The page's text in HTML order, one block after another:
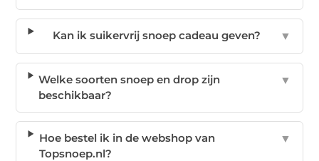
Kan ik suikervrij snoep cadeau geven? ▼
Welke soorten snoep en drop zijn
beschikbaar?
▼
Hoe bestel ik in de webshop van
Topsnoep.nl?
▼